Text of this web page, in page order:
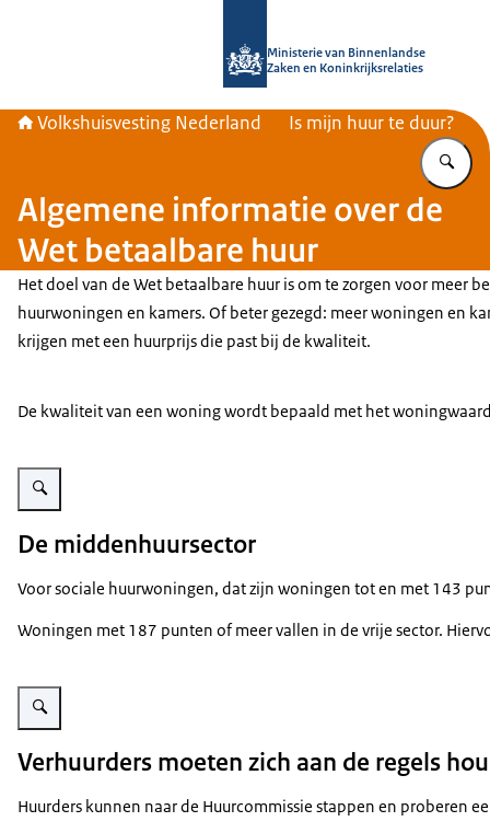
Ministerie van Binnenlandse
Zaken en Koninkrijksrelaties
Volkshuisvesting Nederland Is mijn huur te duur?
Algemene informatie over de
Wet betaalbare huur
Het doel van de Wet betaalbare huur is om te zorgen voor meer
huurwoningen en kamers. Of beter gezegd: meer woningen en
krijgen met een huurprijs die past bij de kwaliteit.
De kwaliteit van een woning wordt bepaald met het
Vergroot afbeelding Uitleg van het woningwaarderingsstelsel. Te zien is
De middenhuursector
Voor sociale huurwoningen, dat zijn woningen tot en met 143
Woningen met 187 punten of meer vallen in de vrije sector.
Vergroot afbeelding Grafiek die de drie categorieën huurwoningen
Verhuurders moeten zich aan de regels
Huurders kunnen naar de Huurcommissie stappen en proberen